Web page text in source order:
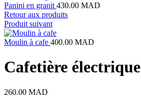
Panini en granit 430.00 MAD
Retour aux produits
Produit suivant
Moulin à cafe 400.00 MAD
Cafetière électrique
260.00 MAD